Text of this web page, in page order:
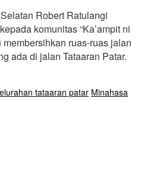
Robert Ratulangi
komunitas “Ka’ampit ni
ruas-ruas jalan
ada di jalan Tataaran Patar.
tataaran patar Minahasa